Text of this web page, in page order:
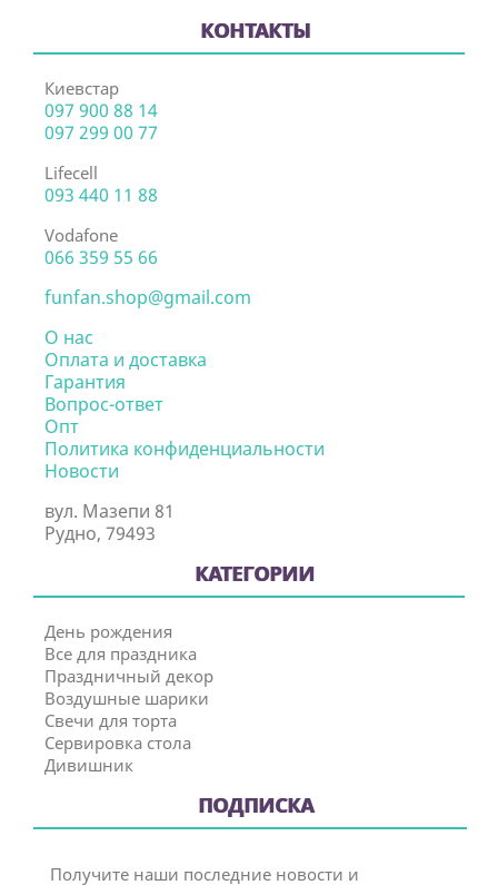
КОНТАКТЫ
Киевстар
097 900 88 14
097 299 00 77
Lifecell
093 440 11 88
Vodafone
066 359 55 66
funfan.shop@gmail.com
О нас
Оплата и доставка
Гарантия
Вопрос-ответ
Опт
Политика конфиденциальности
Новости
вул. Мазепи 81
Рудно, 79493
КАТЕГОРИИ
День рождения
Все для праздника
Праздничный декор
Воздушные шарики
Свечи для торта
Сервировка стола
Дивишник
ПОДПИСКА
Получите наши последние новости и